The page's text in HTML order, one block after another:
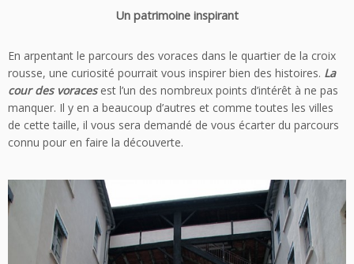
Un patrimoine inspirant
En arpentant le parcours des voraces dans le quartier de la croix
rousse, une curiosité pourrait vous inspirer bien des histoires. La
cour des voracesest l’un des nombreux points d’intérêt à ne pas
manquer. Il y en a beaucoup d’autres et comme toutes les villes
de cette taille, il vous sera demandé de vous écarter du parcours
connu pour en faire la découverte.